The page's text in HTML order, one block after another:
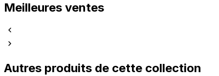
Meilleures ventes
Autres produits de cette collection